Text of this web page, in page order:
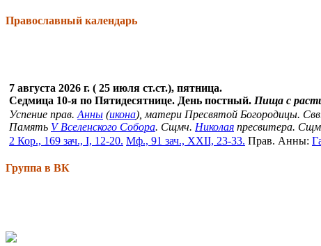
Православный календарь
7 августа 2026 г. ( 25 июля ст.ст.), пятница.
Седмица 10-я по Пятидесятнице. День постный. Пища с
Успение прав. Анны (икона), матери Пресвятой Богородицы.
Память V Вселенского Собора. Сщмч. Николая пресвитера.
2 Кор., 169 зач., I, 12-20. Мф., 91 зач., XXII, 23-33. Прав. Анны:
Группа в ВК